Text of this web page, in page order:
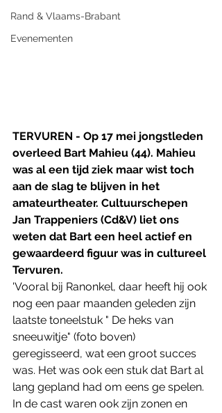
Rand & Vlaams-Brabant
Evenementen
TERVUREN - Op 17 mei jongstleden
overleed Bart Mahieu (44). Mahieu
was al een tijd ziek maar wist toch
aan de slag te blijven in het
amateurtheater. Cultuurschepen
Jan Trappeniers (Cd&V) liet ons
weten dat Bart een heel actief en
gewaardeerd figuur was in cultureel
Tervuren.
'Vooral bij Ranonkel, daar heeft hij ook
nog een paar maanden geleden zijn
laatste toneelstuk " De heks van
sneeuwitje" (foto boven)
geregisseerd, wat een groot succes
was. Het was ook een stuk dat Bart al
lang gepland had om eens ge spelen.
In de cast waren ook zijn zonen en